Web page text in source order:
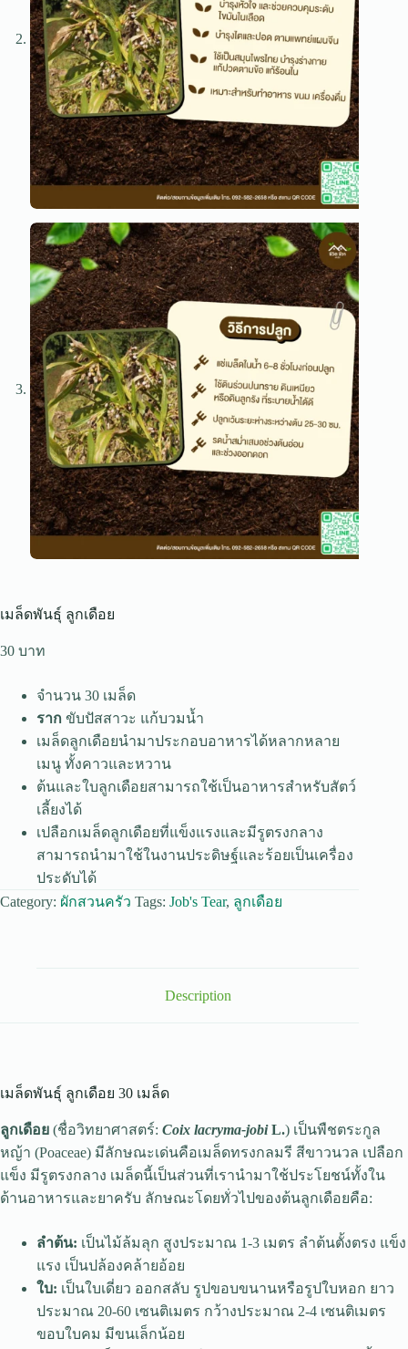
เมล็ดพันธุ์ ลูกเดือย
30
จำนวน 30 เมล็ด
ราก ขับปัสสาวะ แก้บวมน้ำ
เมล็ดลูกเดือยนำมาประกอบอาหารได้หลากหลาย
เมนู ทั้งคาวและหวาน
ต้นและใบลูกเดือยสามารถใช้เป็นอาหารสำหรับสัตว์
เลี้ยงได้
เปลือกเมล็ดลูกเดือยที่แข็งแรงและมีรูตรงกลาง
สามารถนำมาใช้ในงานประดิษฐ์และร้อยเป็นเครื่อง
ประดับได้
Category: ผักสวนครัว Tags: Job's Tear, ลูกเดือย
Description
เมล็ดพันธุ์ ลูกเดือย 30 เมล็ด
ลูกเดือย (ชื่อวิทยาศาสตร์: Coix lacryma-jobiL.) เป็นพืชตระกูล
หญ้า (Poaceae) มีลักษณะเด่นคือเมล็ดทรงกลมรี สีขาวนวล เปลือก
แข็ง มีรูตรงกลาง เมล็ดนี้เป็นส่วนที่เรานำมาใช้ประโยชน์ทั้งใน
ด้านอาหารและยาครับ ลักษณะโดยทั่วไปของต้นลูกเดือยคือ:
ลำต้น: เป็นไม้ล้มลุก สูงประมาณ 1-3 เมตร ลำต้นตั้งตรง แข็ง
แรง เป็นปล้องคล้ายอ้อย
ใบ: เป็นใบเดี่ยว ออกสลับ รูปขอบขนานหรือรูปใบหอก ยาว
ประมาณ 20-60 เซนติเมตร กว้างประมาณ 2-4 เซนติเมตร
ขอบใบคม มีขนเล็กน้อย